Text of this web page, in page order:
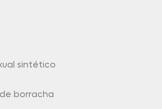
sintético
borracha